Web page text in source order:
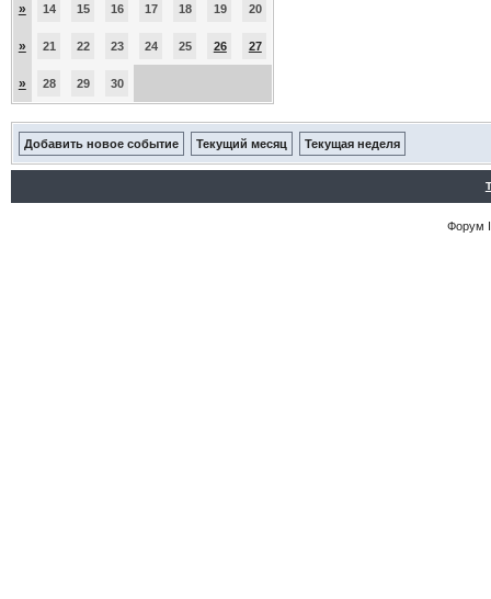
» 14 15 16 17 18 19 20
» 21 22 23 24 25 26 27
» 28 29 30
Добавить новое событие Текущий месяц Текущая неделя
Форум